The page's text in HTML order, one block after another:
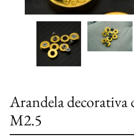
Arandela decorativa
M2.5